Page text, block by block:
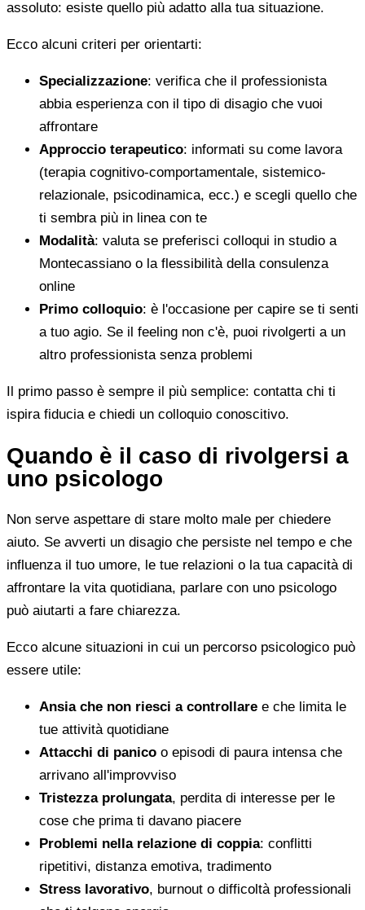
assoluto: esiste quello più adatto alla tua situazione.
Ecco alcuni criteri per orientarti:
Specializzazione: verifica che il professionista
abbia esperienza con il tipo di disagio che vuoi
affrontare
Approccio terapeutico: informati su come lavora
(terapia cognitivo-comportamentale, sistemico-
relazionale, psicodinamica, ecc.) e scegli quello che
ti sembra più in linea con te
Modalità: valuta se preferisci colloqui in studio a
Montecassiano o la flessibilità della consulenza
online
Primo colloquio: è l'occasione per capire se ti senti
a tuo agio. Se il feeling non c'è, puoi rivolgerti a un
altro professionista senza problemi
Il primo passo è sempre il più semplice: contatta chi ti
ispira fiducia e chiedi un colloquio conoscitivo.
Quando è il caso di rivolgersi a
uno psicologo
Non serve aspettare di stare molto male per chiedere
aiuto. Se avverti un disagio che persiste nel tempo e che
influenza il tuo umore, le tue relazioni o la tua capacità di
affrontare la vita quotidiana, parlare con uno psicologo
può aiutarti a fare chiarezza.
Ecco alcune situazioni in cui un percorso psicologico può
essere utile:
Ansia che non riesci a controllare e che limita le
tue attività quotidiane
Attacchi di panico o episodi di paura intensa che
arrivano all'improvviso
Tristezza prolungata, perdita di interesse per le
cose che prima ti davano piacere
Problemi nella relazione di coppia: conflitti
ripetitivi, distanza emotiva, tradimento
Stress lavorativo, burnout o difficoltà professionali